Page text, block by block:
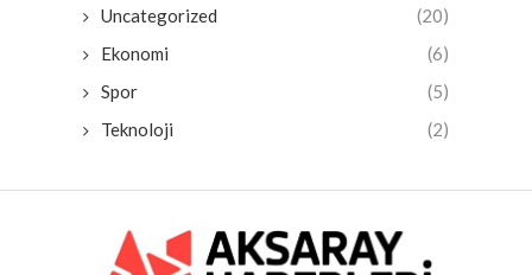
Uncategorized
(20)
Ekonomi
(6)
Spor
(5)
Teknoloji
(2)